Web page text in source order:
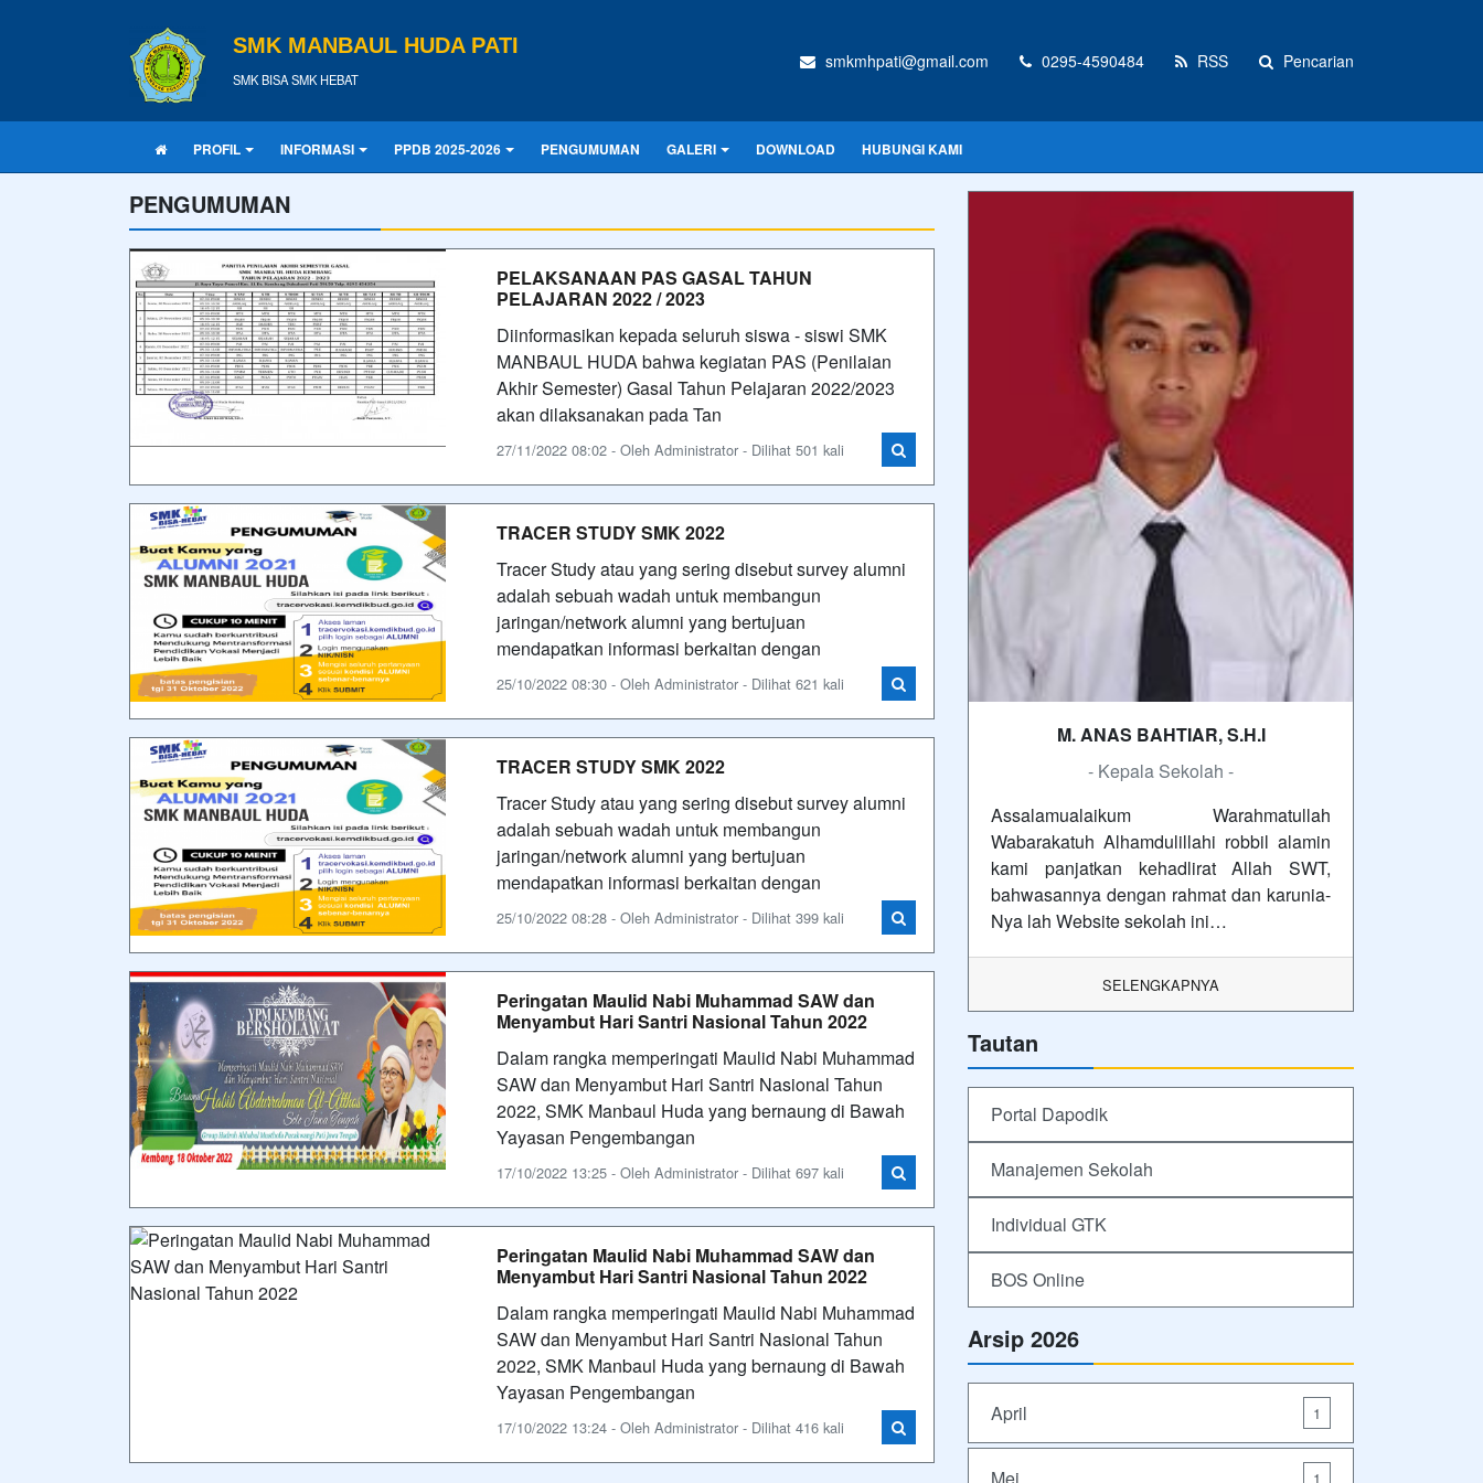
SMK MANBAUL HUDA PATI
SMK BISA SMK HEBAT
smkmhpati@gmail.com 0295-4590484 RSS Pencarian
PROFIL INFORMASI PPDB 2025-2026 PENGUMUMAN GALERI DOWNLOAD HUBUNGI KAMI
PENGUMUMAN
PELAKSANAAN PAS GASAL TAHUN
PELAJARAN 2022 / 2023
Diinformasikan kepada seluruh siswa - siswi SMK
MANBAUL HUDA bahwa kegiatan PAS (Penilaian
Akhir Semester) Gasal Tahun Pelajaran 2022/2023
akan dilaksanakan pada Tan
27/11/2022 08:02 - Oleh Administrator - Dilihat 501 kali
TRACER STUDY SMK 2022
Tracer Study atau yang sering disebut survey alumni
adalah sebuah wadah untuk membangun
jaringan/network alumni yang bertujuan
mendapatkan informasi berkaitan dengan
25/10/2022 08:30 - Oleh Administrator - Dilihat 621 kali
TRACER STUDY SMK 2022
Tracer Study atau yang sering disebut survey alumni
adalah sebuah wadah untuk membangun
jaringan/network alumni yang bertujuan
mendapatkan informasi berkaitan dengan
25/10/2022 08:28 - Oleh Administrator - Dilihat 399 kali
Peringatan Maulid Nabi Muhammad SAW dan
Menyambut Hari Santri Nasional Tahun 2022
Dalam rangka memperingati Maulid Nabi Muhammad
SAW dan Menyambut Hari Santri Nasional Tahun
2022, SMK Manbaul Huda yang bernaung di Bawah
Yayasan Pengembangan
17/10/2022 13:25 - Oleh Administrator - Dilihat 697 kali
Peringatan Maulid Nabi Muhammad SAW dan
Menyambut Hari Santri Nasional Tahun 2022
Dalam rangka memperingati Maulid Nabi Muhammad
SAW dan Menyambut Hari Santri Nasional Tahun
2022, SMK Manbaul Huda yang bernaung di Bawah
Yayasan Pengembangan
17/10/2022 13:24 - Oleh Administrator - Dilihat 416 kali
M. ANAS BAHTIAR, S.H.I
- Kepala Sekolah -
Assalamualaikum Warahmatullah
Wabarakatuh Alhamdulillahi robbil alamin
kami panjatkan kehadlirat Allah SWT,
bahwasannya dengan rahmat dan karunia-
Nya lah Website sekolah ini…
SELENGKAPNYA
Tautan
Portal Dapodik
Manajemen Sekolah
Individual GTK
BOS Online
Arsip 2026
April 1
1